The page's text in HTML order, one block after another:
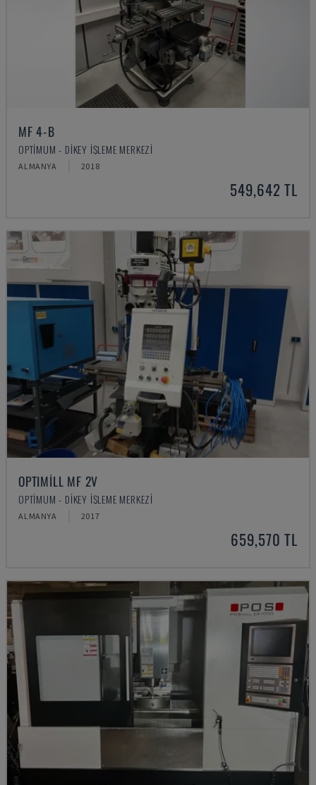
MF 4-B
OPTIMUM - DIKEY İŞLEME MERKEZI
ALMANYA 2018
549,642 TL
OPTIMILL MF 2V
OPTIMUM - DIKEY İŞLEME MERKEZI
ALMANYA 2017
659,570 TL